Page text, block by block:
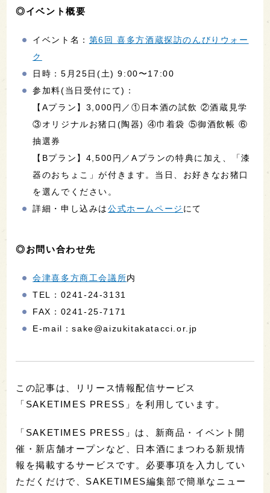
◎イベント概要
イベント名： 第6回 喜多方酒蔵探訪のんびりウォー
ク
日時：5月25日(土) 9:00〜17:00
参加料(当日受付にて)：
【Aプラン】3,000円／①日本酒の試飲 ②酒蔵見学
③オリジナルお猪口(陶器) ④巾着袋 ⑤御酒飲帳 ⑥
抽選券
【Bプラン】4,500円／Aプランの特典に加え、「漆
器のおちょこ」が付きます。当日、お好きなお猪口
を選んでください。
詳細・申し込みは公式ホームページ にて
◎お問い合わせ先
会津喜多方商工会議所内
TEL：0241-24-3131
FAX：0241-25-7171
E-mail：sake@aizukitakatacci.or.jp
この記事は、リリース情報配信サービス
「SAKETIMES PRESS」を利用しています。
「SAKETIMES PRESS」は、新商品・イベント開
催・新店舗オープンなど、日本酒にまつわる新規情
報を掲載するサービスです。必要事項を入力してい
ただくだけで、SAKETIMES編集部で簡単なニュー